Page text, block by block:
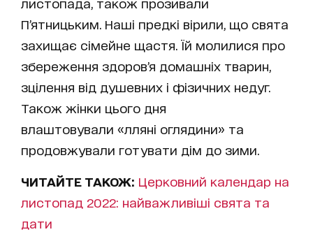
П’ятницьким. Наші предкі вірили, що свята
захищає сімейне щастя. Їй молилися про
збереження здоров’я домашніх тварин,
зцілення від душевних і фізичних недуг.
Також жінки цього дня
влаштовували «лляні оглядини» та
продовжували готувати дім до зими.
ЧИТАЙТЕ ТАКОЖ: Церковний календар на
листопад 2022: найважливіші свята та
дати